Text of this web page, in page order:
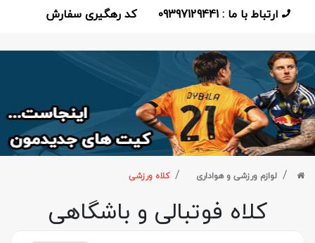
ارتباط با ما : 09397129441 کد رهگیری سفارش
لوازم ورزشی و هواداری کلاه ورزشی
کلاه فوتبالی و باشگاهی